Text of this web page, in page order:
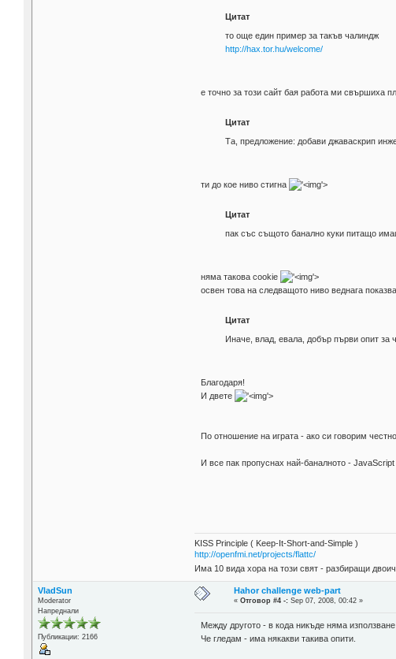
Цитат
то още един пример за такъв чалиндж
http://hax.tor.hu/welcome/
е точно за този сайт бая работа ми свършиха
Цитат
Та, предложение: добави джаваскрип
ти до кое ниво стигна '>
Цитат
пак със същото банално куки питащо
няма такова cookie
'>
освен това на следващото ниво веднага
Цитат
Иначе, влад, евала, добър първи опит
Благодаря!
И двете
'>
По отношение на играта - ако си говорим
И все пак пропуснах най-баналното -
KISS Principle ( Keep-It-Short-and-Simple )
http://openfmi.net/projects/flattc/
Има 10 вида хора на този свят - разбиращи
VladSun
Moderator
Напреднали
Публикации: 2166
Hahor challenge web-part
«Отговор #4 -: Sep 07, 2008, 00:42 »
Между другото - в кода никъде няма
Че гледам - има някакви такива опити.